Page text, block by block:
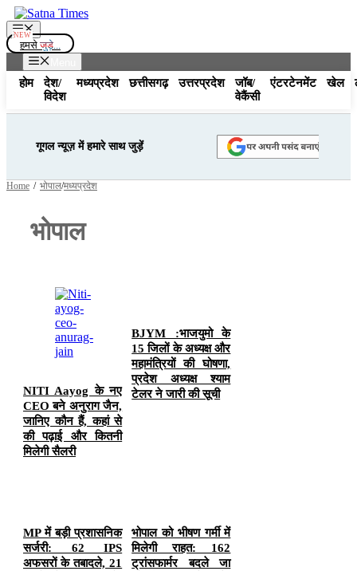
Skip
to
content
Menu
हमसे जुड़े...
होम
देश/
विदेश
मध्यप्रदेश छत्तीसगढ़ उत्तरप्रदेश
जॉब/
वेकैंसी
एंटरटेनमेंट खेल
गूगल न्यूज़ में हमारे साथ जुड़ें
Home / भोपाल/मध्यप्रदेश
भोपाल
NITI Aayog के नए
CEO बने अनुराग जैन,
जानिए कौन हैं, कहां से
की पढ़ाई और कितनी
मिलेगी सैलरी
BJYM :भाजयुमो के
15 जिलों के अध्यक्ष और
महामंत्रियों की घोषणा,
प्रदेश अध्यक्ष श्याम
टेलर ने जारी की सूची
MP में बड़ी प्रशासनिक
सर्जरी: 62 IPS
अफसरों के तबादले, 21
भोपाल को भीषण गर्मी में
मिलेगी राहत: 162
ट्रांसफार्मर बदले जा